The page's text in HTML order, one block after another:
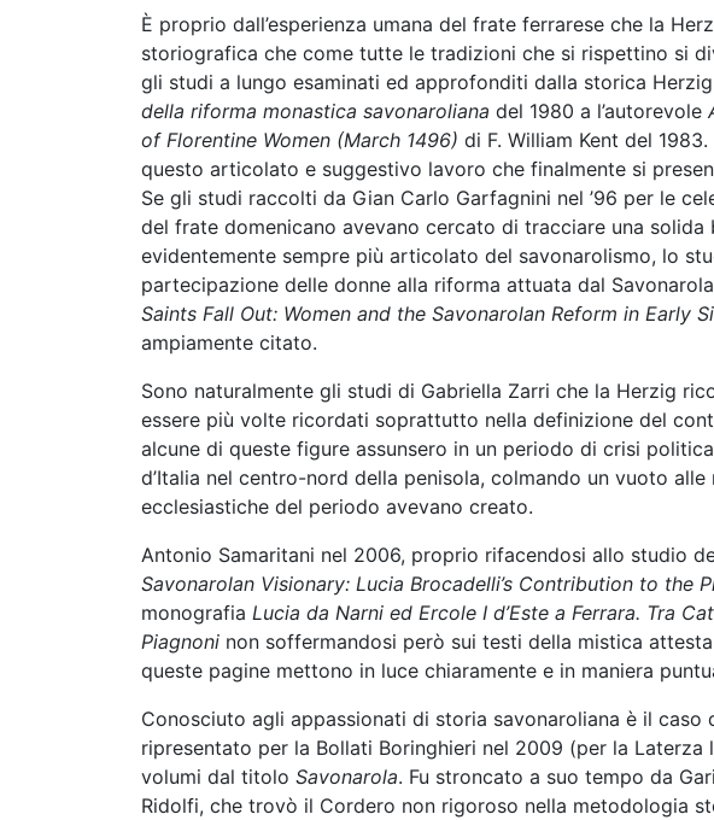
È proprio dall’esperienza umana del frate ferrarese che la
storiografica che come tutte le tradizioni che si rispettino si
gli studi a lungo esaminati ed approfonditi dalla storica
della riforma monastica savonaroliana del 1980 a l’autorevole
of Florentine Women (March 1496) di F. William Kent del
questo articolato e suggestivo lavoro che finalmente si
Se gli studi raccolti da Gian Carlo Garfagnini nel ’96 per le
del frate domenicano avevano cercato di tracciare una
evidentemente sempre più articolato del savonarolismo, lo
partecipazione delle donne alla riforma attuata dal
Saints Fall Out: Women and the Savonarolan Reform in Early
ampiamente citato.
Sono naturalmente gli studi di Gabriella Zarri che la Herzig
essere più volte ricordati soprattutto nella definizione del
alcune di queste figure assunsero in un periodo di crisi
d’Italia nel centro-nord della penisola, colmando un vuoto
ecclesiastiche del periodo avevano creato.
Antonio Samaritani nel 2006, proprio rifacendosi allo studio
Savonarolan Visionary: Lucia Brocadelli’s Contribution to the
monografia Lucia da Narni ed Ercole I d’Este a Ferrara. Tra
Piagnoni non soffermandosi però sui testi della mistica
queste pagine mettono in luce chiaramente e in maniera
Conosciuto agli appassionati di storia savonaroliana è il
ripresentato per la Bollati Boringhieri nel 2009 (per la
volumi dal titolo Savonarola. Fu stroncato a suo tempo da
Ridolfi, che trovò il Cordero non rigoroso nella metodologia